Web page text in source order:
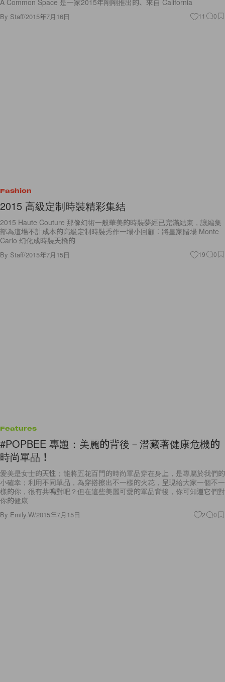
By Staff/2015年7月16日 11 0
Fashion
2015 高級定制時裝精彩集結
2015 Haute Couture 那像幻術一般華美的時裝夢經已完滿結束，讓編集
部為這場不計成本的高級定制時裝秀作一場小回顧︰將皇家賭場 Monte
Carlo 幻化成時裝天橋的
By Staff/2015年7月15日 19 0
Features
#POPBEE 專題：美麗的背後－潛藏著健康危機的
時尚單品！
愛美是女士的天性；能將五花百門的時尚單品穿在身上，是專屬於我們的
小確幸；利用不同單品，為穿搭擦出不一樣的火花，呈現給大家一個不一
樣的你，很有共鳴對吧？但在這些美麗可愛的單品背後，你可知道它們對
你的健康
By Emily.W/2015年7月15日 2 0